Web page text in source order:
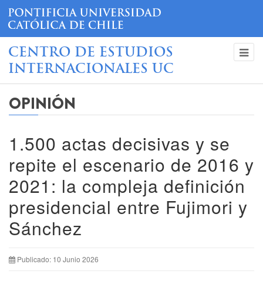
CENTRO DE ESTUDIOS
INTERNACIONALES UC
OPINIÓN
1.500 actas decisivas y se
repite el escenario de 2016 y
2021: la compleja definición
presidencial entre Fujimori y
Sánchez
Publicado: 10 Junio 2026